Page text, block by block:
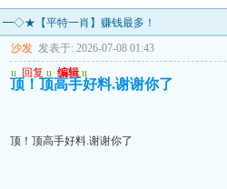
━◇★【平特一肖】赚钱最多！
沙发 发表于: 2026-07-08 01:43
u 回复 u 编辑 u
顶！顶高手好料.谢谢你了
顶！顶高手好料.谢谢你了